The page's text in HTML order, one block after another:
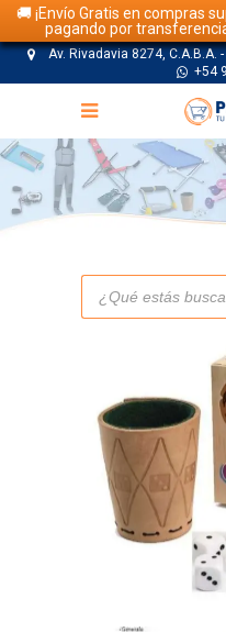
🚚 ¡Envío Gratis en compras
pagando por
Av. Rivadavia 8274, C.A.B.A.
+54
Búsqueda
productos